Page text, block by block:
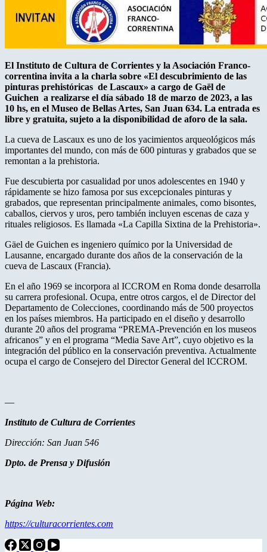
El Instituto de Cultura de Corrientes y la Asociación Franco-
correntina invita a la charla sobre «El descubrimiento de las
pinturas prehistóricas de Lascaux» a cargo de Gaël de
Guichen a realizarse el día sábado 18 de marzo de 2023, a las
10 hs, en el Museo de Bellas Artes, San Juan 634. La entrada es
libre y gratuita, sujeto a la disponibilidad de aforo de la sala.
La cueva de Lascaux es uno de los yacimientos arqueológicos más
importantes del mundo, con más de 600 pinturas y grabados que se
remontan a la prehistoria.
Fue descubierta por casualidad por unos adolescentes en 1940 y
rápidamente se hizo famosa por sus excepcionales pinturas y
grabados, que representan principalmente animales, como bisontes,
caballos, ciervos y uros, pero también incluyen escenas de caza y
rituales religiosos. Es llamada «La Capilla Sixtina de la Prehistoria».
Gäel de Guichen es ingeniero químico por la Universidad de
Lausanne, encargado durante dos años de la conservación de la
cueva de Lascaux (Francia).
En el año 1969 se incorpora al ICCROM en Roma donde desarrolla
su carrera profesional. Ocupa, entre otros cargos, el de Director del
Departamento de Colecciones, coordinando más de 500 proyectos
en los países miembros. Ha participado en el diseño y desarrollo
durante 20 años del programa “PREMA-Prevención en los museos
africanos” y en el programa “Media Save Art”, cuyo objetivo es la
integración del público en la conservación preventiva. Actualmente
ocupa el cargo de Consejero del Director General del ICCROM.
—
Instituto de Cultura de Corrientes
Dirección: San Juan 546
Dpto. de Prensa y Difusión
Página Web:
https://culturacorrientes.com